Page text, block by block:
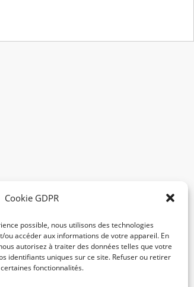
Cookie GDPR
possible, nous utilisons des technologies
ou accéder aux informations de votre appareil. En
autorisez à traiter des données telles que votre
identifiants uniques sur ce site. Refuser ou retirer
fonctionnalités.